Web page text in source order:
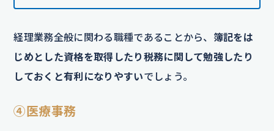
経理業務全般に関わる職種であることから、 簿記をは
じめとした資格を取得したり税務に関して勉強したり
しておくと有利になりやすいでしょう。
④医療事務